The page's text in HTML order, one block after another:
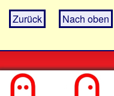
Zurück Nach oben